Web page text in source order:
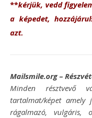
**kérjük, vedd
a képedet,
azt.
Mailsmile.org –
Minden résztvevő
tartalmat/képet amely
rágalmazó, vulgáris,